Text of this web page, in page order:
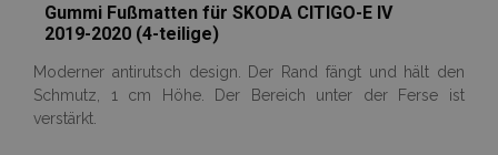
Gummi Fußmatten für SKODA CITIGO-E IV
2019-2020 (4-teilige)
Moderner antirutsch design. Der Rand fängt und hält den
Schmutz, 1 cm Höhe. Der Bereich unter der Ferse ist
verstärkt.